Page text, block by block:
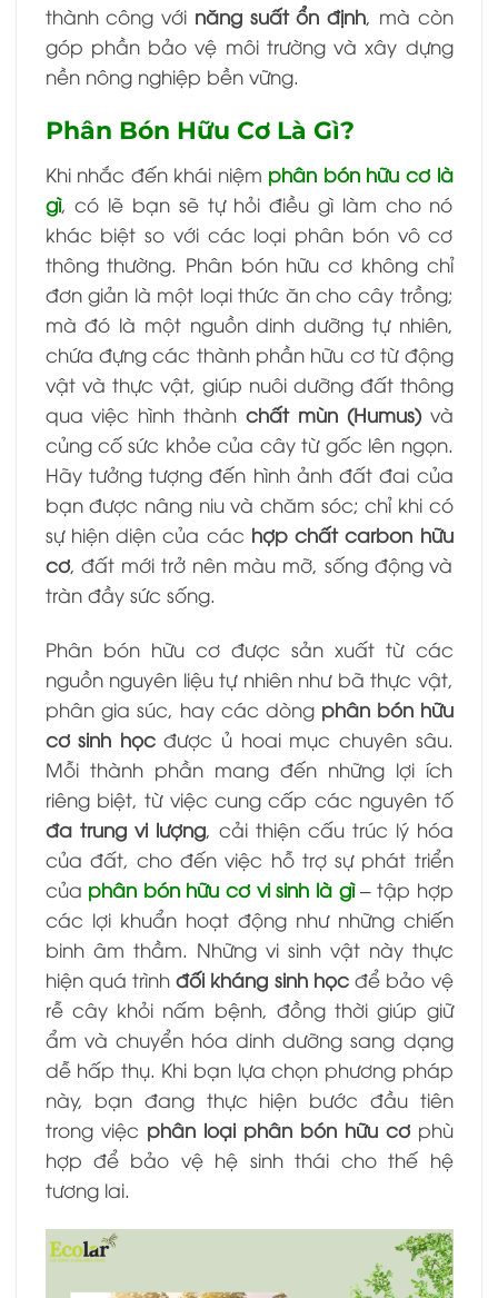
thành công với năng suất ổn định, mà còn
góp phần bảo vệ môi trường và xây dựng
nền nông nghiệp bền vững.
Phân Bón Hữu Cơ Là Gì?
Khi nhắc đến khái niệm phân bón hữu cơ là
gì, có lẽ bạn sẽ tự hỏi điều gì làm cho nó
khác biệt so với các loại phân bón vô cơ
thông thường. Phân bón hữu cơ không chỉ
đơn giản là một loại thức ăn cho cây trồng;
mà đó là một nguồn dinh dưỡng tự nhiên,
chứa đựng các thành phần hữu cơ từ động
vật và thực vật, giúp nuôi dưỡng đất thông
qua việc hình thành chất mùn (Humus)và
củng cố sức khỏe của cây từ gốc lên ngọn.
Hãy tưởng tượng đến hình ảnh đất đai của
bạn được nâng niu và chăm sóc; chỉ khi có
sự hiện diện của các hợp chất carbon hữu
cơ, đất mới trở nên màu mỡ, sống động và
tràn đầy sức sống.
Phân bón hữu cơ được sản xuất từ các
nguồn nguyên liệu tự nhiên như bã thực vật,
phân gia súc, hay các dòng phân bón hữu
cơ sinh họcđược ủ hoai mục chuyên sâu.
Mỗi thành phần mang đến những lợi ích
riêng biệt, từ việc cung cấp các nguyên tố
đa trung vi lượng, cải thiện cấu trúc lý hóa
của đất, cho đến việc hỗ trợ sự phát triển
của phân bón hữu cơ vi sinh là gì– tập hợp
các lợi khuẩn hoạt động như những chiến
binh âm thầm. Những vi sinh vật này thực
hiện quá trìnhđối kháng sinh họcđể bảo vệ
rễ cây khỏi nấm bệnh, đồng thời giúp giữ
ẩm và chuyển hóa dinh dưỡng sang dạng
dễ hấp thụ. Khi bạn lựa chọn phương pháp
này, bạn đang thực hiện bước đầu tiên
trong việc phân loại phân bón hữu cơphù
hợp để bảo vệ hệ sinh thái cho thế hệ
tương lai.